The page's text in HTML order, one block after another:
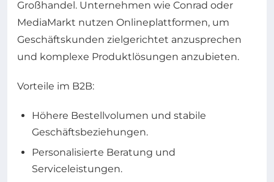
Großhandel. Unternehmen wie Conrad oder
MediaMarkt nutzen Onlineplattformen, um
Geschäftskunden zielgerichtet anzusprechen
und komplexe Produktlösungen anzubieten.
Vorteile im B2B:
Höhere Bestellvolumen und stabile
Geschäftsbeziehungen.
Personalisierte Beratung und
Serviceleistungen.